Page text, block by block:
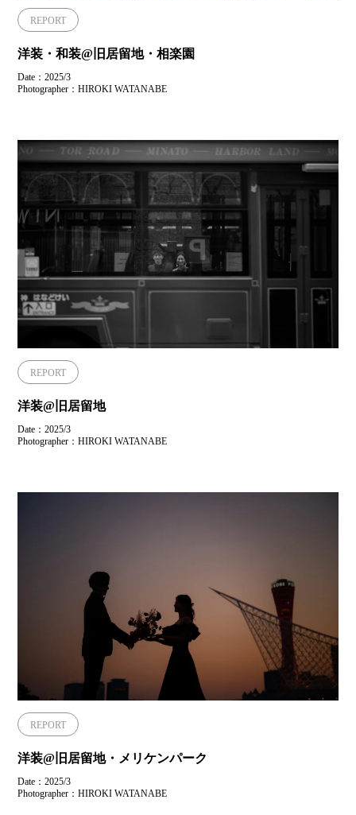
REPORT
洋装・和装@旧居留地・相楽園
Date：2025/3
Photographer：HIROKI WATANABE
REPORT
洋装@旧居留地
Date：2025/3
Photographer：HIROKI WATANABE
REPORT
洋装@旧居留地・メリケンパーク
Date：2025/3
Photographer：HIROKI WATANABE